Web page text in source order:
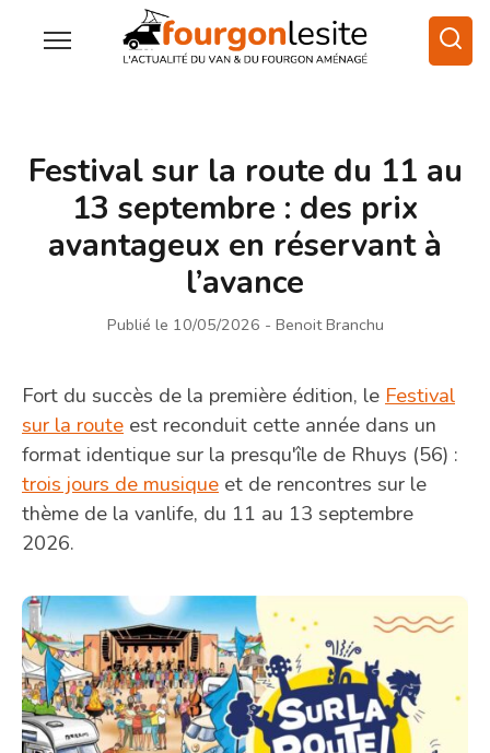
Festival sur la route du 11 au
13 septembre : des prix
avantageux en réservant à
l’avance
Publié le 10/05/2026 - Benoit Branchu
Fort du succès de la première édition, le Festival
sur la route est reconduit cette année dans un
format identique sur la presqu'île de Rhuys (56) :
trois jours de musique et de rencontres sur le
thème de la vanlife, du 11 au 13 septembre
2026.